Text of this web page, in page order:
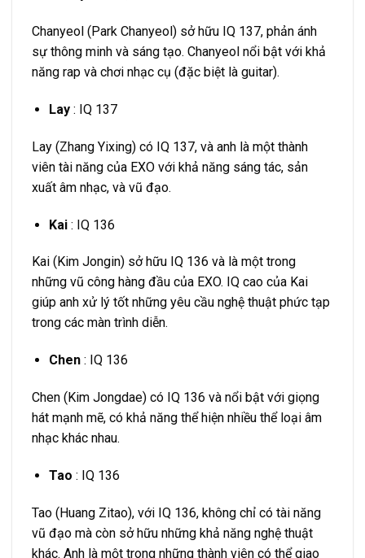
Chanyeol (Park Chanyeol) sở hữu IQ 137, phản ánh
sự thông minh và sáng tạo. Chanyeol nổi bật với khả
năng rap và chơi nhạc cụ (đặc biệt là guitar).
Lay : IQ 137
Lay (Zhang Yixing) có IQ 137, và anh là một thành
viên tài năng của EXO với khả năng sáng tác, sản
xuất âm nhạc, và vũ đạo.
Kai : IQ 136
Kai (Kim Jongin) sở hữu IQ 136 và là một trong
những vũ công hàng đầu của EXO. IQ cao của Kai
giúp anh xử lý tốt những yêu cầu nghệ thuật phức tạp
trong các màn trình diễn.
Chen : IQ 136
Chen (Kim Jongdae) có IQ 136 và nổi bật với giọng
hát mạnh mẽ, có khả năng thể hiện nhiều thể loại âm
nhạc khác nhau.
Tao : IQ 136
Tao (Huang Zitao), với IQ 136, không chỉ có tài năng
vũ đạo mà còn sở hữu những khả năng nghệ thuật
khác. Anh là một trong những thành viên có thể giao